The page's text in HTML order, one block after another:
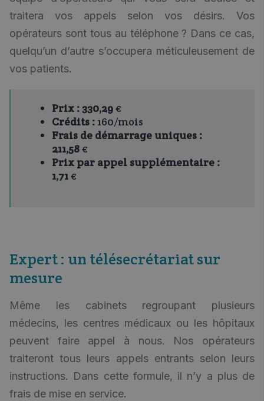
traitera vos appels selon vos désirs. Vos
opérateurs sont tous au téléphone ? Dans ce cas,
quelqu’un d’autre s’occupera méticuleusement de
vos patients.
Prix : 330,29€
Crédits : 160/mois
Frais de démarrage uniques :
211,58€
Prix par appel supplémentaire :
1,71€
Expert : un télésecrétariat sur
mesure
Même les cabinets regroupant plusieurs
médecins, les centres médicaux ou les hôpitaux
peuvent faire appel à nous. Nos opérateurs
traiteront tous leurs appels entrants selon leurs
instructions. Dans cette formule, il n’y a plus de
frais de mise en service.